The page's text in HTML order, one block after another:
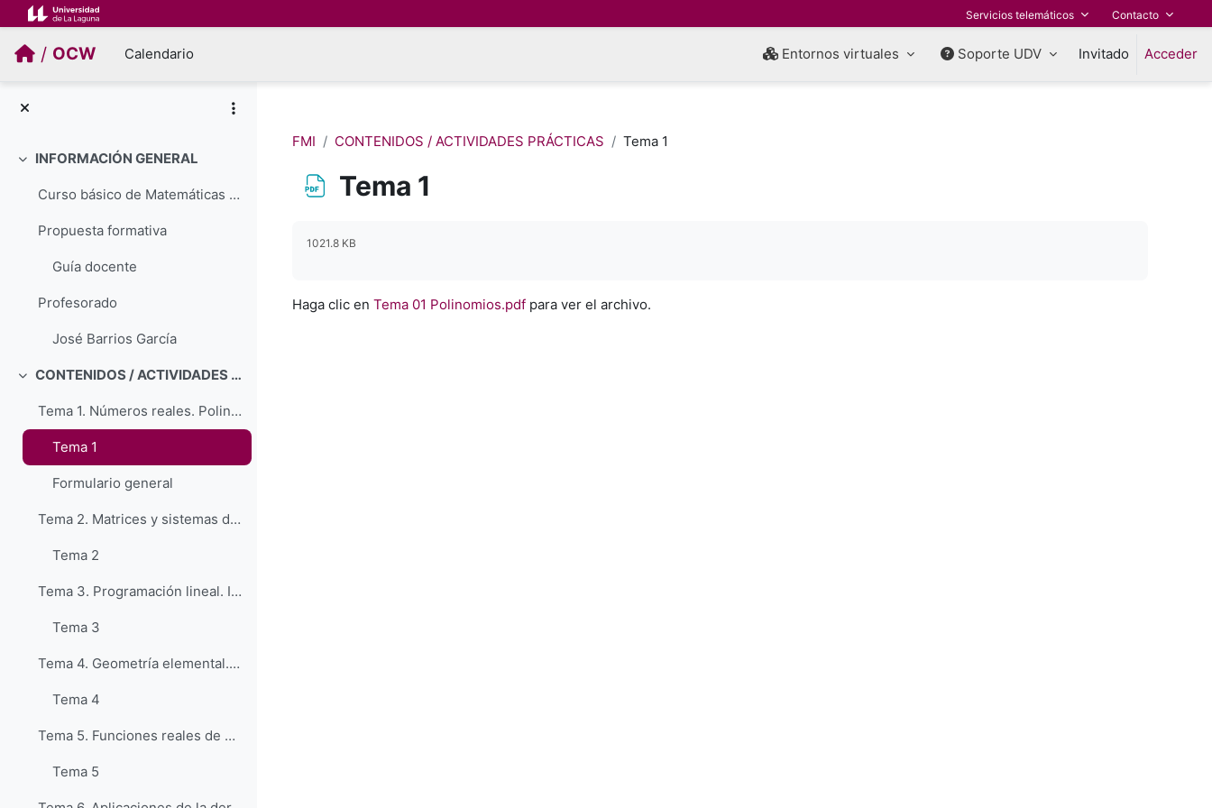
Salta al contenido principal Servicios telemáticos Contacto
/ OCW Calendario Entornos virtuales Soporte UDV Invitado Acceder
Colapsar
INFORMACIÓN GENERAL
Curso básico de Matemáticas para la IngenieríaPrim...
Propuesta formativa
Guía docente
Profesorado
José Barrios García
Colapsar CONTENIDOS / ACTIVIDADES PRÁCTICAS
Tema 1. Números reales. Polinomios Números reales...
Tema 1
Formulario general
Tema 2. Matrices y sistemas de ecuaciones lineales...
Tema 2
Tema 3. Programación lineal. Introducción. Funci...
Tema 3
Tema 4. Geometría elemental. Geometría analítica d...
Tema 4
Tema 5. Funciones reales de una variable. Derivaci...
Tema 5
FMI CONTENIDOS / ACTIVIDADES PRÁCTICAS Tema 1
Tema 1
1021.8 KB
Haga clic en Tema 01 Polinomios.pdf para ver el archivo.